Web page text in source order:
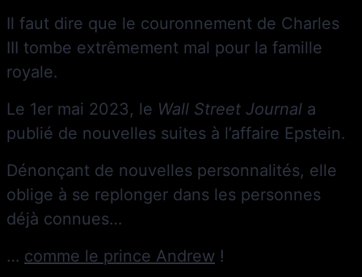
Il faut dire que le couronnement de Charles
III tombe extrêmement mal pour la famille
royale.
Le 1er mai 2023, le Wall Street Journal a
publié de nouvelles suites à l’affaire Epstein.
Dénonçant de nouvelles personnalités, elle
oblige à se replonger dans les personnes
déjà connues…
… comme le prince Andrew !